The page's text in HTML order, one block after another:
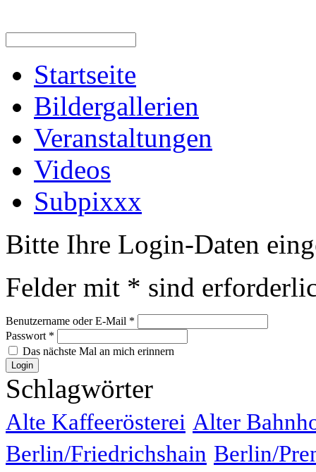
Startseite
Bildergallerien
Veranstaltungen
Videos
Subpixxx
Bitte Ihre Login-Daten
Felder mit * sind
Benutzername oder E-Mail *
Passwort *
Das nächste Mal an mich erinnern
Schlagwörter
Alte Kaffeerösterei Alter
Berlin/Friedrichshain Berlin/